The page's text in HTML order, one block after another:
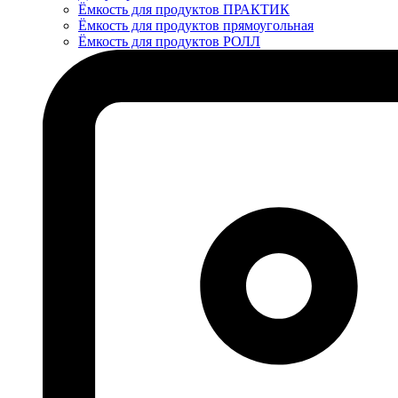
Ёмкость для продуктов ПРАКТИК
Ёмкость для продуктов прямоугольная
Ёмкость для продуктов РОЛЛ